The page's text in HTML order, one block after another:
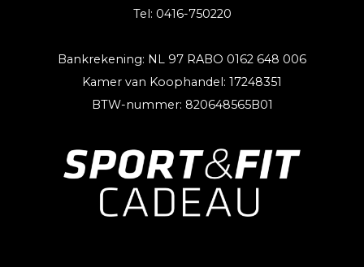
Tel: 0416-750220
Bankrekening: NL 97 RABO 0162 648 006
Kamer van Koophandel: 17248351
BTW-nummer: 820648565B01